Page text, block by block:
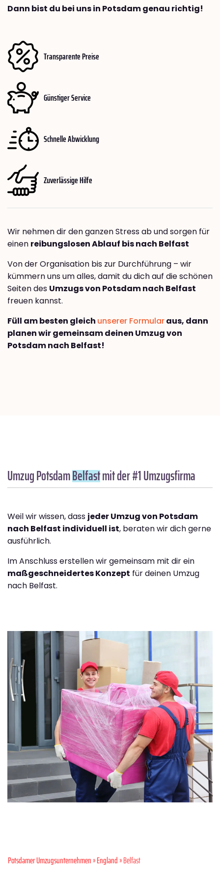
Dann bist du bei uns in Potsdam genau richtig!
Transparente Preise
Günstiger Service
Schnelle Abwicklung
Zuverlässige Hilfe
Wir nehmen dir den ganzen Stress ab und sorgen für
einen reibungslosen Ablauf bis nach Belfast
Von der Organisation bis zur Durchführung – wir
kümmern uns um alles, damit du dich auf die schönen
Seiten des Umzugs von Potsdam nach Belfast
freuen kannst.
Füll am besten gleich unserer Formularaus, dann
planen wir gemeinsam deinen Umzug von
Potsdam nach Belfast!
Umzug PotsdamBelfastmit der #1 Umzugsfirma
Weil wir wissen, dass jeder Umzug von Potsdam
nach Belfast individuell ist, beraten wir dich gerne
ausführlich.
Im Anschluss erstellen wir gemeinsam mit dir ein
maßgeschneidertes Konzept für deinen Umzug
nach Belfast.
Potsdamer Umzugsunternehmen»England» Belfast